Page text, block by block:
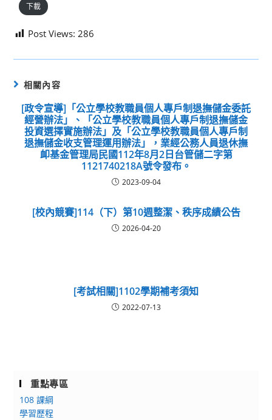
下載
Post Views: 286
相關內容
[政令宣導]「公立學校教職員個人專戶制退撫儲金委託
經營辦法」、「公立學校教職員個人專戶制退撫儲金
投資選擇實施辦法」及「公立學校教職員個人專戶制
退撫儲金收支管理運用辦法」，業經公務人員退休撫
卹基金管理局民國112年8月2日台管儲二字第
1121740218A號令發布。
2023-09-04
[校內競賽]114（下）第10週整潔、秩序成績公告
2026-04-20
[考試相關]1102學期補考須知
2022-07-13
重點專區
108 課綱
學習歷程